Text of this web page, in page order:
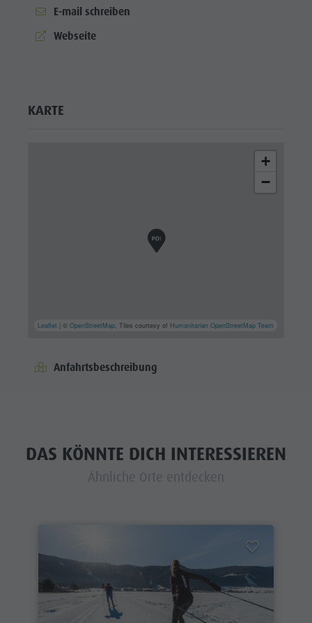
E-mail schreiben
aria.website:
Webseite
KARTE
+
−
Leaflet | ©OpenStreetMap, Tiles courtesy of Humanitarian OpenStreetMap Team
Anfahrtsbeschreibung
DAS KÖNNTE DICH INTERESSIEREN
Ähnliche Orte entdecken